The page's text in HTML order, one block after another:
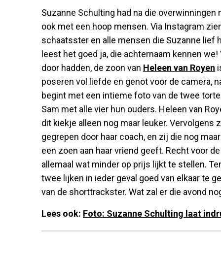
Suzanne Schulting had na die
ook met een hoop mensen. Via Instagram
schaatsster en alle mensen die Suzanne lief
leest het goed ja, die achternaam kennen
door hadden, de zoon van Heleen van Royen
poseren vol liefde en genot voor de camera,
begint met een intieme foto van de twee
Sam met alle vier hun ouders. Heleen van
dit kiekje alleen nog maar leuker.
gegrepen door haar coach, en zij die nog
een zoen aan haar vriend geeft. Recht voor
allemaal wat minder op prijs lijkt te stellen.
twee lijken in ieder geval goed van elkaar te
van de shorttrackster. Wat zal er die avond
Lees ook: Foto: Suzanne Schulting laat